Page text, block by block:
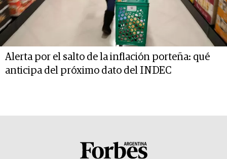
Alerta por el salto de la inflación porteña: qué
anticipa del próximo dato del INDEC